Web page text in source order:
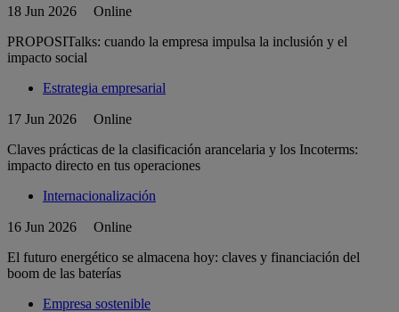
18 Jun 2026
Online
PROPOSITalks: cuando la empresa impulsa la inclusión y el
impacto social
Estrategia empresarial
17 Jun 2026
Online
Claves prácticas de la clasificación arancelaria y los Incoterms:
impacto directo en tus operaciones
Internacionalización
16 Jun 2026
Online
El futuro energético se almacena hoy: claves y financiación del
boom de las baterías
Empresa sostenible